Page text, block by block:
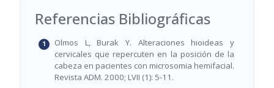
Referencias Bibliográficas
Olmos L, Burak Y. Alteraciones hioideas y
cervicales que repercuten en la posición de la
cabeza en pacientes con microsomia hemifacial.
Revista ADM. 2000; LVII (1): 5-11.